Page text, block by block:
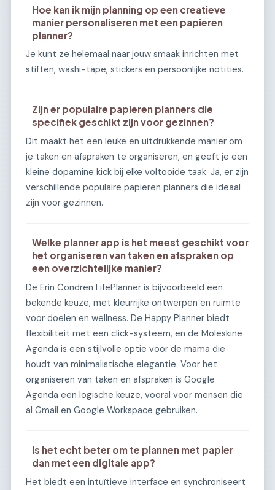
Hoe kan ik mijn planning op een creatieve
manier personaliseren met een papieren
planner?
Je kunt ze helemaal naar jouw smaak inrichten met
stiften, washi-tape, stickers en persoonlijke notities.
Zijn er populaire papieren planners die
specifiek geschikt zijn voor gezinnen?
Dit maakt het een leuke en uitdrukkende manier om
je taken en afspraken te organiseren, en geeft je een
kleine dopamine kick bij elke voltooide taak. Ja, er zijn
verschillende populaire papieren planners die ideaal
zijn voor gezinnen.
Welke planner app is het meest geschikt voor
het organiseren van taken en afspraken op
een overzichtelijke manier?
De Erin Condren LifePlanner is bijvoorbeeld een
bekende keuze, met kleurrijke ontwerpen en ruimte
voor doelen en wellness. De Happy Planner biedt
flexibiliteit met een click-systeem, en de Moleskine
Agenda is een stijlvolle optie voor de mama die
houdt van minimalistische elegantie. Voor het
organiseren van taken en afspraken is Google
Agenda een logische keuze, vooral voor mensen die
al Gmail en Google Workspace gebruiken.
Is het echt beter om te plannen met papier
dan met een digitale app?
Het biedt een intuïtieve interface en synchroniseert